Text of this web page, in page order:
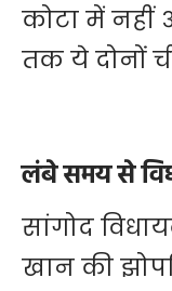
कोटा में
तक ये दोनों
लंबे समय से
सांगोद
खान की